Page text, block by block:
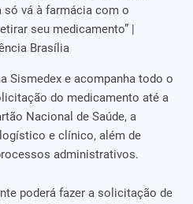
só vá à farmácia com o
seu medicamento” |
Brasília
Sismedex e acompanha todo o
do medicamento até a
Nacional de Saúde, a
e clínico, além de
administrativos.
poderá fazer a solicitação de